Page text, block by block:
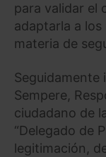
para validar el
adaptarla a
materia de
Seguidamente
Sempere,
ciudadano de
“Delegado de
legitimación,